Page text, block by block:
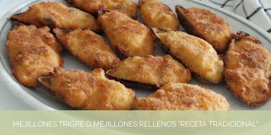
MEJILLONES TRIGRE O MEJILLONES RELLENOS "RECETA TRADICIONAL"